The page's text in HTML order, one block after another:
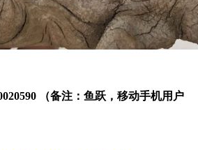
（备注：鱼跃，移动手机用户